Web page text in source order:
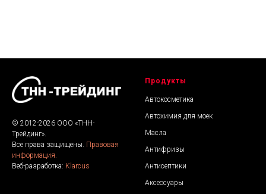
© 2012-2026 ООО «ТНН-
Трейдинг».
Все права защищены. Правовая
информация.
Веб-разработка: Klarcus
Продукты
Автокосметика
Автохимия для моек
Масла
Антифризы
Антисептики
Аксессуары